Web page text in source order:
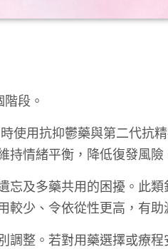
段。
使用抗抑鬱藥與第二代抗
持情緒平衡，降低復發風險
及多藥共用的困擾。此
少、令依從性更高，有助
整。若對用藥選擇或療